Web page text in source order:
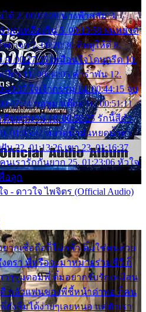
ด้ 2. 00:03:20 นางฟ้าสลัม 3.
บุญเหลือเกิน 5. 00:13:58 ฝนหยาด
ยาจก 7. 00:20:30 คิดดูให้ดี 8.
9. 00:27:35 เหมือนใจโดนกรีด 10.
ปียว 11. 00:34:05 คำรำพัน 12.
ใจเจ้ากรรม 14. 00:44:15 จูบ
ขอสูมาเต๊อะ 16. 00:51:11
คืนทรมาน 18. 00:58:25 รักนี้สีดำ
01:05:42 หยาดน้ำฝนหยดน้ำตา
น 22. 01:13:26 เขา 23. 01:16:37
นเรารักกันยาก 25. 01:23:06 หัวใจ
อลูก
จ - ดาวใจ ไพจิตร (Official Audio)
ากเชื่อถือก็ไม่กล้า ติ๋มใช่คนสวย
งตรา พี่หรือจะมาหมายร่วมชีวี ก็
วๆรุมตอมพี่ ติ๋มอยากรับรักเหมือน
กลัวแฟนของพี่ชี้หน้าด่าทอ ก็คน
งลืมได้ง่ายๆเลยหนอ แค่ตัวเรา